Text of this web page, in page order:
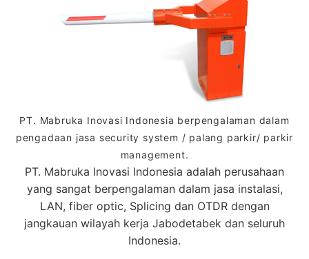
PT. Mabruka Inovasi Indonesia berpengalaman dalam
pengadaan jasa security system / palang parkir/ parkir
management.
PT. Mabruka Inovasi Indonesia adalah perusahaan
yang sangat berpengalaman dalam jasa instalasi,
LAN, fiber optic, Splicing dan OTDR dengan
jangkauan wilayah kerja Jabodetabek dan seluruh
Indonesia.